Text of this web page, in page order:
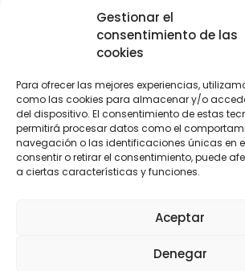
Gestionar el
consentimiento de las
cookies
Para ofrecer las mejores experiencias,
como las cookies para almacenar y/o
del dispositivo. El consentimiento de estas
permitirá procesar datos como el
navegación o las identificaciones únicas en
consentir o retirar el consentimiento, puede
a ciertas características y funciones.
Aceptar
Denegar
cámara
LEVANTE
12004 Castellón